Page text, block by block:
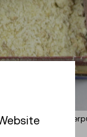
die als